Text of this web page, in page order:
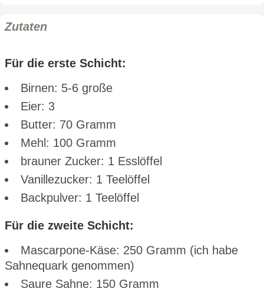
Zutaten
Für die erste Schicht:
Birnen: 5-6 große
Eier: 3
Butter: 70 Gramm
Mehl: 100 Gramm
brauner Zucker: 1 Esslöffel
Vanillezucker: 1 Teelöffel
Backpulver: 1 Teelöffel
Für die zweite Schicht:
Mascarpone-Käse: 250 Gramm (ich habe
Sahnequark genommen)
Saure Sahne: 150 Gramm